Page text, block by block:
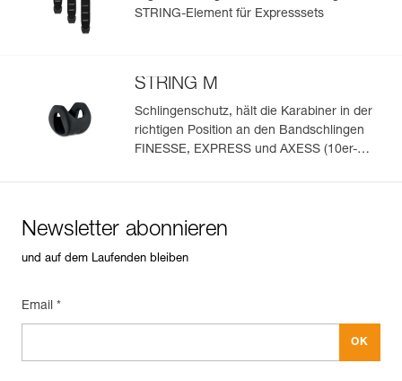
STRING-Element für Expresssets
STRING M
Schlingenschutz, hält die Karabiner in der
richtigen Position an den Bandschlingen
FINESSE, EXPRESS und AXESS (10er-
Newsletter abonnieren
und auf dem Laufenden bleiben
Email *